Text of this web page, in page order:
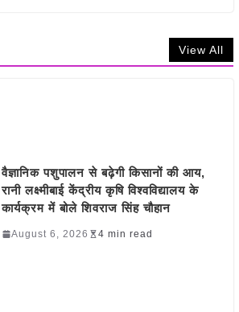
View All
वैज्ञानिक पशुपालन से बढ़ेगी किसानों की आय,
रानी लक्ष्मीबाई केंद्रीय कृषि विश्वविद्यालय के
कार्यक्रम में बोले शिवराज सिंह चौहान
August 6, 2026 4 min read